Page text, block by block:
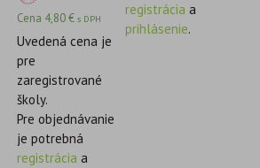
Cena 4,80€ s DPH
Uvedená cena je
pre
zaregistrované
školy.
Pre objednávanie
je potrebná
registrácia a
registrácia a
prihlásenie.